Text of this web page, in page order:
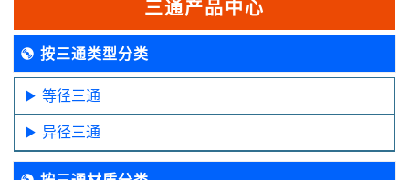
三通产品中心
按三通类型分类
等径三通
异径三通